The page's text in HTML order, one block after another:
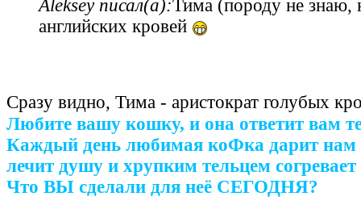
Aleksey писал(а):Тима (породу не знаю,
английских кровей
Сразу видно, Тима - аристократ голубых
Любите вашу кошку, и она ответит вам
Каждый день любимая коФка дарит нам
лечит душу и хрупким тельцем согревает
Что ВЫ сделали для неё СЕГОДНЯ?